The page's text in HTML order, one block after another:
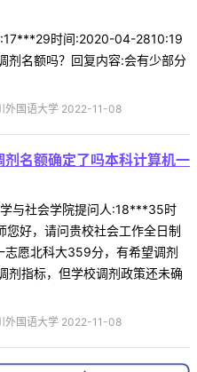
:17***29时间:2020-04-2810:19
剂名额吗？回复内容:会有少部分
外国语大学 2022-11-08
名额确定了吗本科计算机一
与社会学院提问人:18***35时
好，请问贵校社会工作全日制
志愿北科大359分，有希望调剂
剂指标，但学校调剂政策还未确
外国语大学 2022-11-08